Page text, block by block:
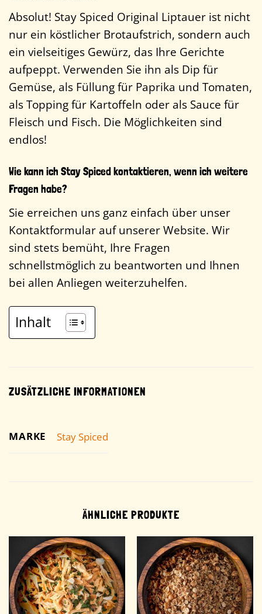
Absolut! Stay Spiced Original Liptauer ist nicht
nur ein köstlicher Brotaufstrich, sondern auch
ein vielseitiges Gewürz, das Ihre Gerichte
aufpeppt. Verwenden Sie ihn als Dip für
Gemüse, als Füllung für Paprika und Tomaten,
als Topping für Kartoffeln oder als Sauce für
Fleisch und Fisch. Die Möglichkeiten sind
endlos!
Wie kann ich Stay Spiced kontaktieren, wenn ich weitere
Fragen habe?
Sie erreichen uns ganz einfach über unser
Kontaktformular auf unserer Website. Wir
sind stets bemüht, Ihre Fragen
schnellstmöglich zu beantworten und Ihnen
bei allen Anliegen weiterzuhelfen.
Inhalt
ZUSÄTZLICHE INFORMATIONEN
MARKE Stay Spiced
ÄHNLICHE PRODUKTE